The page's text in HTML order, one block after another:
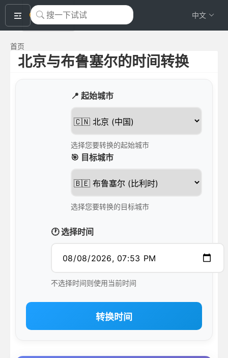
okeyTool 中文
首页
北京与布鲁塞尔的时间转换
📍 起始城市
选择您要转换的起始城市
🎯 目标城市
选择您要转换的目标城市
🕐 选择时间
不选择时间则使用当前时间
转换时间